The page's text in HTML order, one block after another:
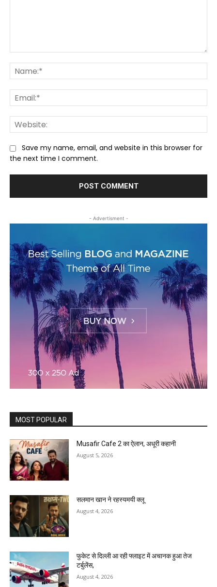
Save my name, email, and website in this browser for
the next time I comment.
- Advertisment -
MOST POPULAR
Musafir Cafe 2 का ऐलान, अधूरी कहानी
August 5, 2026
सलमान खान ने रहस्यमयी क्लू
August 4, 2026
फुकेट से दिल्ली आ रही फ्लाइट में अचानक हुआ तेज
टर्बुलेंस,
August 4, 2026